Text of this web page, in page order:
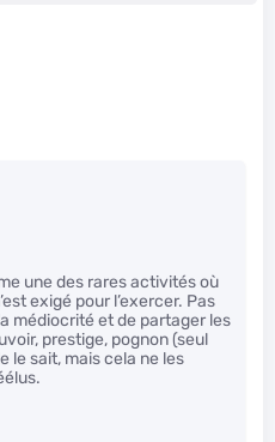
une des rares activités où
exigé pour l’exercer. Pas
médiocrité et de partager les
prestige, pognon (seul
le sait, mais cela ne les